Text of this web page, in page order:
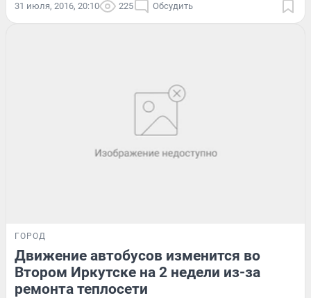
31 июля, 2016, 20:10 225 Обсудить
ГОРОД
Движение автобусов изменится во
Втором Иркутске на 2 недели из-за
ремонта теплосети